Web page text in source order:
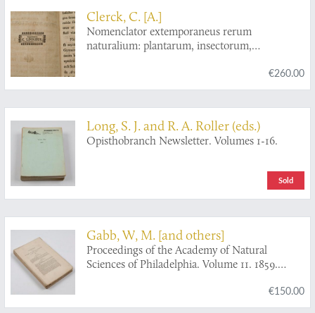
Clerck, C. [A.]
Nomenclator extemporaneus rerum
naturalium: plantarum, insectorum,
€260.00
Long, S. J. and R. A. Roller (eds.)
Opisthobranch Newsletter. Volumes 1-16.
Sold
Gabb, W, M. [and others]
Proceedings of the Academy of Natural
Sciences of Philadelphia. Volume 11. 1859.
€150.00